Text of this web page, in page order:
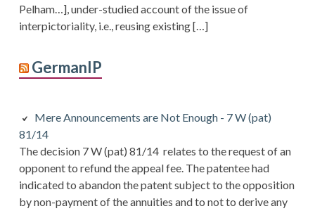
Pelham…], under-studied account of the issue of
interpictoriality, i.e., reusing existing […]
GermanIP
Mere Announcements are Not Enough - 7 W (pat)
81/14
The decision 7 W (pat) 81/14 relates to the request of an
opponent to refund the appeal fee. The patentee had
indicated to abandon the patent subject to the opposition
by non-payment of the annuities and to not to derive any